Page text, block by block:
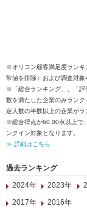
※オリコン顧客満足度ランキ
常値を排除）および調査対象
※「総合ランキング」、「評
数を満たした企業のみラン
定人数の半数以上の企業がラ
※総合得点が60.00点以上で
ンクイン対象となります。
≫ 詳細はこちら
過去ランキング
2024年
2023年
2017年
2016年